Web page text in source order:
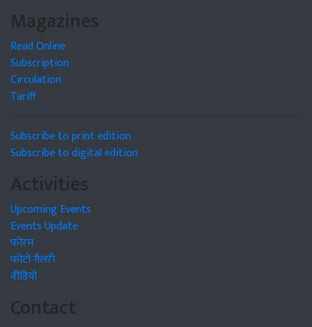
Magazines
Read Online
Subscription
Circulation
Tariff
Subscribe to print edition
Subscribe to digital edition
Activities
Upcoming Events
Events Update
फोरम
फोटो गैलरी
वीडियो
Contact